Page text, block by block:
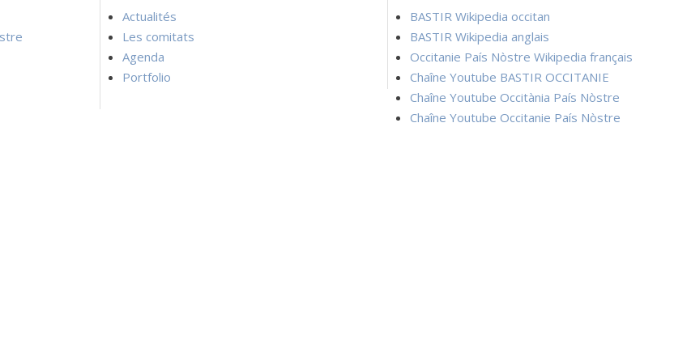
Actualités
Les comitats
Agenda
Portfolio
BASTIR Wikipedia occitan
BASTIR Wikipedia anglais
Occitanie País Nòstre Wikipedia français
Chaîne Youtube BASTIR OCCITANIE
Chaîne Youtube Occitània País Nòstre
Chaîne Youtube Occitanie País Nòstre